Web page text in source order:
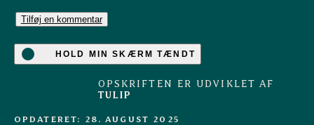
Tilføj en kommentar
HOLD MIN SKÆRM TÆNDT
OPSKRIFTEN ER UDVIKLET AF
TULIP
OPDATERET: 28. AUGUST 2025